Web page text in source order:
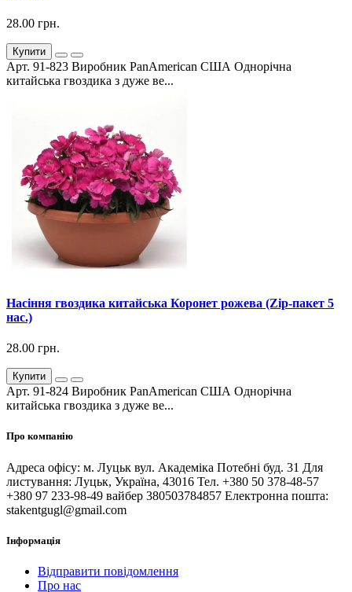
28.00 грн.
Купити
Арт. 91-823 Виробник PanAmerican США Однорічна
китайська гвоздика з дуже ве...
Насіння гвоздика китайська Коронет рожева (Zip-пакет 5
нас.)
28.00 грн.
Купити
Арт. 91-824 Виробник PanAmerican США Однорічна
китайська гвоздика з дуже ве...
Про компанію
Адреса офісу: м. Луцьк вул. Академіка Потебні буд. 31 Для
листування: Луцьк, Україна, 43016 Тел. +380 50 378-48-57
+380 97 233-98-49 вайбер 380503784857 Електронна пошта:
stakentgugl@gmail.com
Інформація
Відправити повідомлення
Про нас